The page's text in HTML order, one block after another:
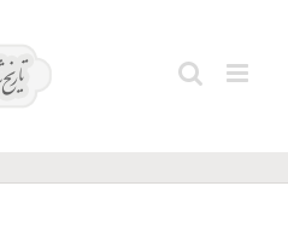
دانشگاه